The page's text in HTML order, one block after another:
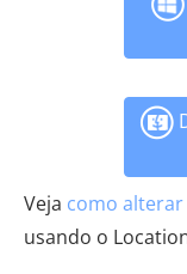
Veja como alterar
usando o